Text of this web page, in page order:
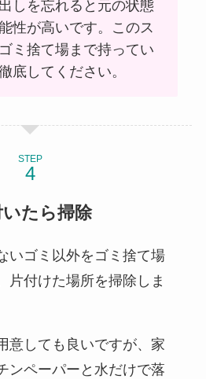
しを忘れると元の状態
性が高いです。このス
ミ捨て場まで持ってい
底してください。
STEP
いたら掃除
いゴミ以外をゴミ捨て場
片付けた場所を掃除しま
意しても良いですが、家
ンペーパーと水だけで落